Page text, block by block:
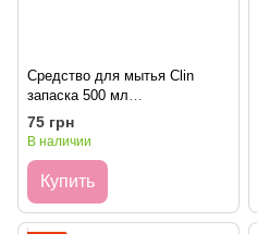
Средство для мытья Clin
запаска 500 мл
универсальный
75 грн
В наличии
Купить